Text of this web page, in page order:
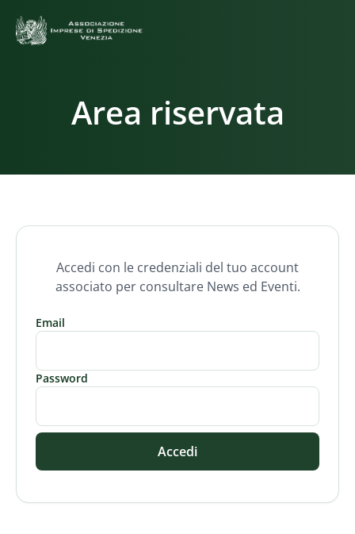
Area riservata
Accedi con le credenziali del tuo account
associato per consultare News ed Eventi.
Email
Password
Accedi